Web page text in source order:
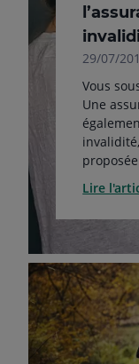
29/07/
Vous
Une
Lire